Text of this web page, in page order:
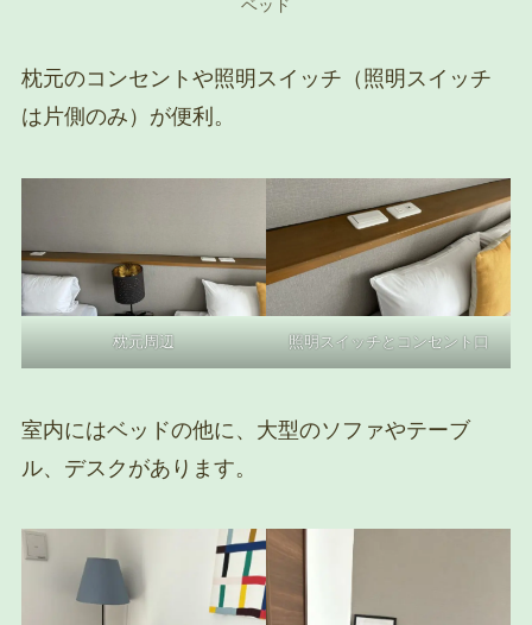
ベッド
枕元のコンセントや照明スイッチ（照明スイッチ
は片側のみ）が便利。
枕元周辺 照明スイッチとコンセント口
室内にはベッドの他に、大型のソファやテーブ
ル、デスクがあります。